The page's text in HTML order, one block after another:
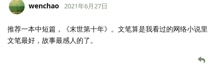
wenchao 2021年6月27日
推荐一本中短篇，《末世第十年》。文笔算是我看过的网络小说里
文笔最好，故事最感人的了。